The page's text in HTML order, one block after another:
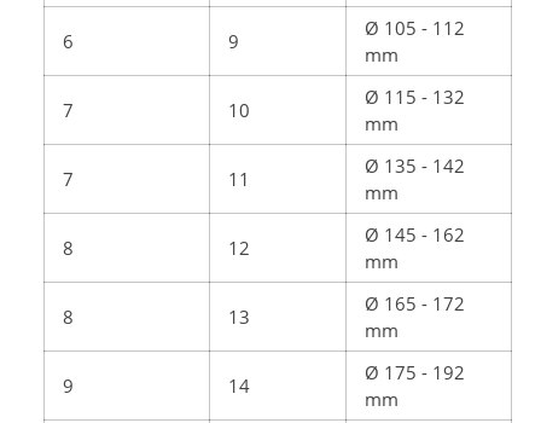
6 9
Ø 105 - 112
mm
7 10
Ø 115 - 132
mm
7 11
Ø 135 - 142
mm
8 12
Ø 145 - 162
mm
8 13
Ø 165 - 172
mm
9 14
Ø 175 - 192
mm